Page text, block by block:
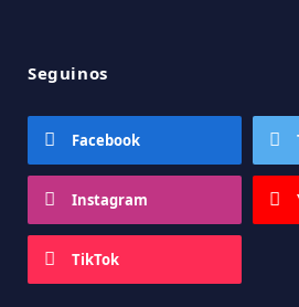
Seguinos
Facebook
Instagram
TikTok